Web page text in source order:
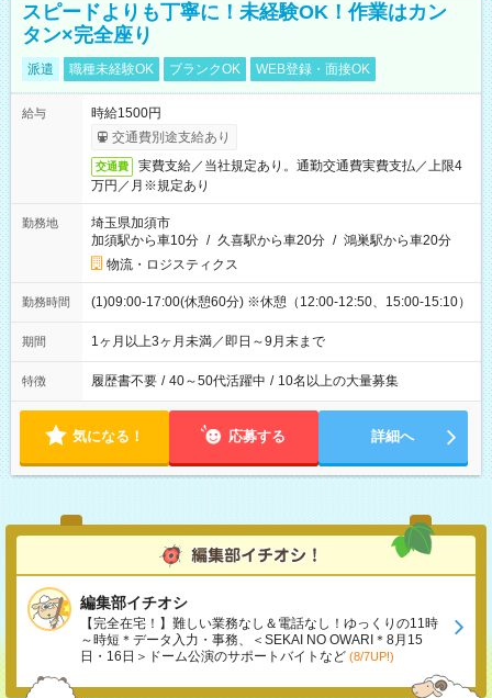
スピードよりも丁寧に！未経験OK！作業はカン
タン×完全座り
派遣 職種未経験OK ブランクOK WEB登録・面接OK
給与
時給1500円
交通費別途支給あり
交通費
実費支給／当社規定あり。通勤交通費実費支払／上限4
万円／月※規定あり
勤務地
埼玉県加須市
加須駅から車10分 / 久喜駅から車20分 / 鴻巣駅から車20分
物流・ロジスティクス
勤務時間 (1)09:00-17:00(休憩60分) ※休憩（12:00-12:50、15:00-15:10）
期間 1ヶ月以上3ヶ月未満／即日～9月末まで
特徴 履歴書不要 / 40～50代活躍中 / 10名以上の大量募集
気になる！ 応募する 詳細へ
編集部イチオシ
【完全在宅！】難しい業務なし＆電話なし！ゆっくりの11時
～時短＊データ入力・事務、＜SEKAI NO OWARI＊8月15
日・16日＞ドーム公演のサポートバイトなど (8/7UP!)